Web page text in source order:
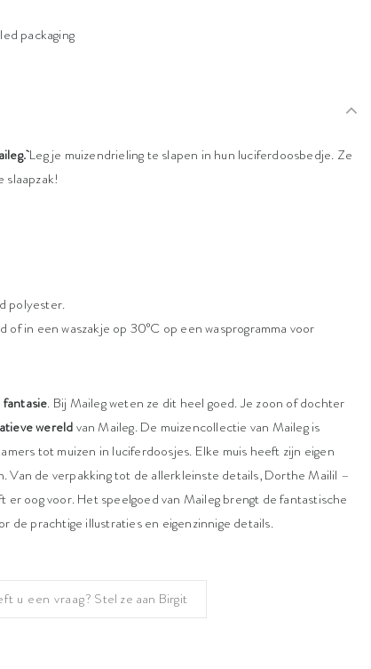
packaging
Leg je muizendrieling te slapen in hun luciferdoosbedje. Ze
slaapzak!
polyester.
in een waszakje op 30°C op een wasprogramma voor
. Bij Maileg weten ze dit heel goed. Je zoon of dochter
wereldvan Maileg. De muizencollectie van Maileg is
tot muizen in luciferdoosjes. Elke muis heeft zijn eigen
Van de verpakking tot de allerkleinste details, Dorthe Mailil –
oog voor. Het speelgoed van Maileg brengt de fantastische
de prachtige illustraties en eigenzinnige details.
u een vraag? Stel ze aan Birgit